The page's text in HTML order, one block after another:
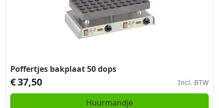
Poffertjes bakplaat 50 dops
€37,50 Incl. BTW
Huurmandje